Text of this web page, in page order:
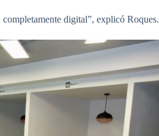
completamente digital”, explicó Roques.